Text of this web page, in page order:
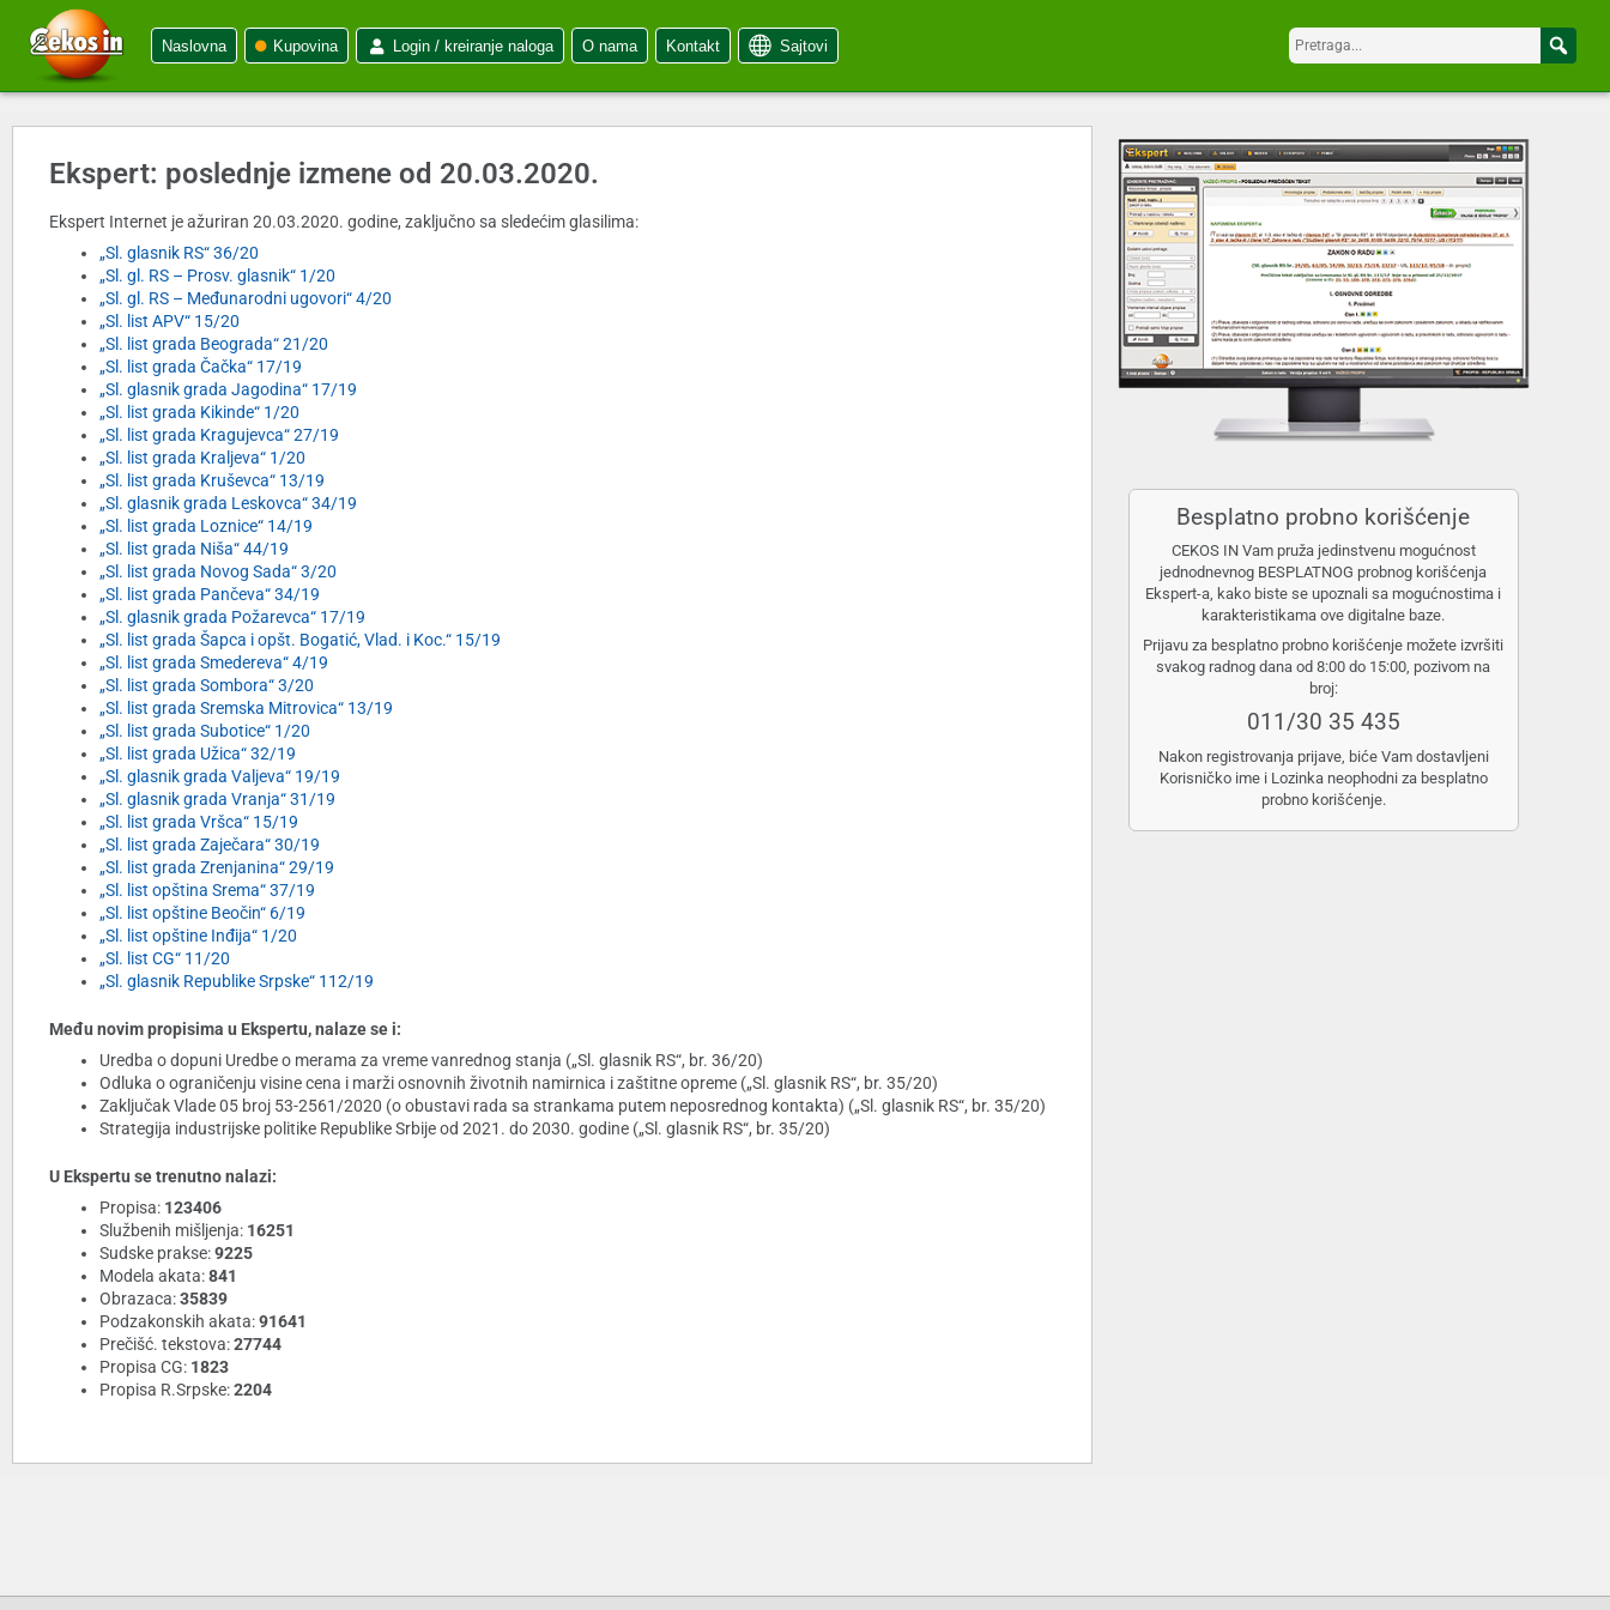
Naslovna Kupovina Login / kreiranje naloga O nama Kontakt Sajtovi
Ekspert: poslednje izmene od 20.03.2020.
Ekspert Internet je ažuriran 20.03.2020. godine, zaključno sa sledećim glasilima:
„Sl. glasnik RS“ 36/20
„Sl. gl. RS – Prosv. glasnik“ 1/20
„Sl. gl. RS – Međunarodni ugovori“ 4/20
„Sl. list APV“ 15/20
„Sl. list grada Beograda“ 21/20
„Sl. list grada Čačka“ 17/19
„Sl. glasnik grada Jagodina“ 17/19
„Sl. list grada Kikinde“ 1/20
„Sl. list grada Kragujevca“ 27/19
„Sl. list grada Kraljeva“ 1/20
„Sl. list grada Kruševca“ 13/19
„Sl. glasnik grada Leskovca“ 34/19
„Sl. list grada Loznice“ 14/19
„Sl. list grada Niša“ 44/19
„Sl. list grada Novog Sada“ 3/20
„Sl. list grada Pančeva“ 34/19
„Sl. glasnik grada Požarevca“ 17/19
„Sl. list grada Šapca i opšt. Bogatić, Vlad. i Koc.“ 15/19
„Sl. list grada Smedereva“ 4/19
„Sl. list grada Sombora“ 3/20
„Sl. list grada Sremska Mitrovica“ 13/19
„Sl. list grada Subotice“ 1/20
„Sl. list grada Užica“ 32/19
„Sl. glasnik grada Valjeva“ 19/19
„Sl. glasnik grada Vranja“ 31/19
„Sl. list grada Vršca“ 15/19
„Sl. list grada Zaječara“ 30/19
„Sl. list grada Zrenjanina“ 29/19
„Sl. list opština Srema“ 37/19
„Sl. list opštine Beočin“ 6/19
„Sl. list opštine Inđija“ 1/20
„Sl. list CG“ 11/20
„Sl. glasnik Republike Srpske“ 112/19
Među novim propisima u Ekspertu, nalaze se i:
Uredba o dopuni Uredbe o merama za vreme vanrednog stanja („Sl. glasnik RS“, br. 36/20)
Odluka o ograničenju visine cena i marži osnovnih životnih namirnica i zaštitne opreme („Sl. glasnik RS“, br. 35/20)
Zaključak Vlade 05 broj 53-2561/2020 (o obustavi rada sa strankama putem neposrednog kontakta) („Sl. glasnik RS“, br. 35/20)
Strategija industrijske politike Republike Srbije od 2021. do 2030. godine („Sl. glasnik RS“, br. 35/20)
U Ekspertu se trenutno nalazi:
Propisa: 123406
Službenih mišljenja: 16251
Sudske prakse:9225
Modela akata:841
Obrazaca:35839
Podzakonskih akata:91641
Prečišć. tekstova:27744
Propisa CG: 1823
Propisa R.Srpske:2204
Besplatno probno korišćenje
CEKOS IN Vam pruža jedinstvenu mogućnost
jednodnevnog BESPLATNOG probnog korišćenja
Ekspert-a, kako biste se upoznali sa mogućnostima i
karakteristikama ove digitalne baze.
Prijavu za besplatno probno korišćenje možete izvršiti
svakog radnog dana od 8:00 do 15:00, pozivom na
broj:
011/30 35 435
Nakon registrovanja prijave, biće Vam dostavljeni
Korisničko ime i Lozinka neophodni za besplatno
probno korišćenje.